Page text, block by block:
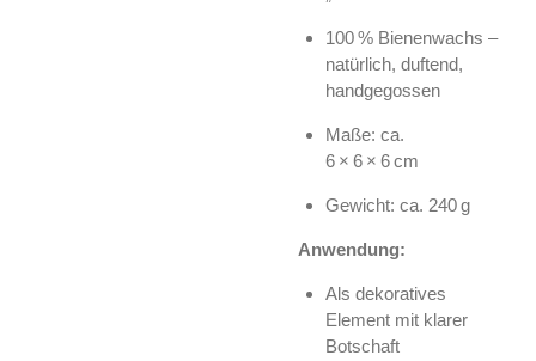
100 % Bienenwachs –
natürlich, duftend,
handgegossen
Maße: ca.
6 × 6 × 6 cm
Gewicht: ca. 240 g
Anwendung:
Als dekoratives
Element mit klarer
Botschaft